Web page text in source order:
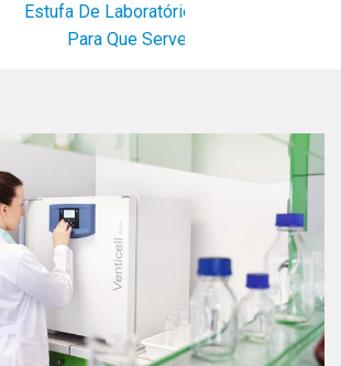
Estufa De Laboratório:
Para Que Serve?